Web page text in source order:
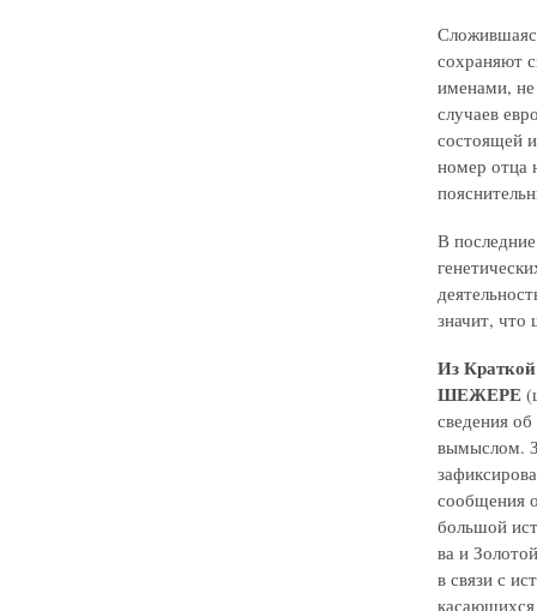
сохраняют
именами,
случаев
состоящей
номер отца
В
значит, что
Из
ШЕЖЕРЕ
сведения
вымыслом.
сообщения
большой
ва и
в связи с
касающихся